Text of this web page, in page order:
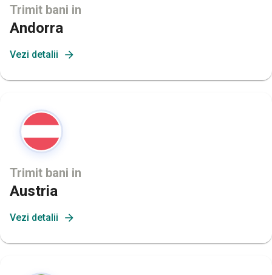
Trimit bani in
Andorra
Vezi detalii
Trimit bani in
Austria
Vezi detalii